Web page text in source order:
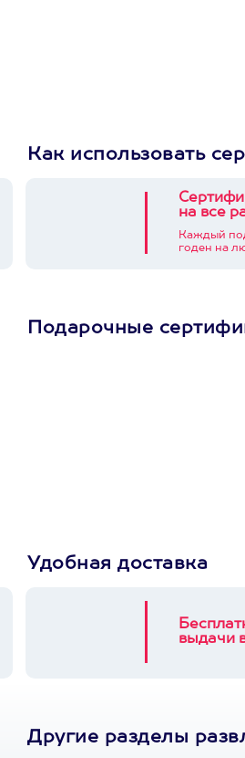
Как использовать
на все
Каждый
годен на
Подарочные
Удобная доставка
выдачи
Другие разделы